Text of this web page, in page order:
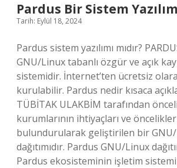
Pardus Bir Sistem
Tarih: Eylül 18, 2024
Pardus sistem yazılımı mıdır?
GNU/Linux tabanlı özgür ve açık
sistemidir. İnternet’ten ücretsiz
kurulabilir. Pardus nedir kısaca
TÜBİTAK ULAKBİM tarafından
kurumlarının ihtiyaçları ve
bulundurularak geliştirilen bir
dağıtımıdır. Pardus GNU/Linux
Pardus ekosisteminin işletim